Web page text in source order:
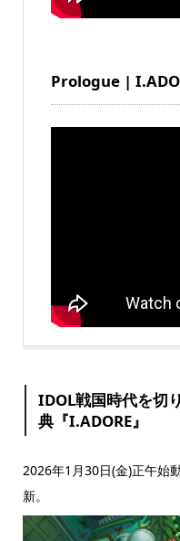
Prologue |
IDOL戦国時代を切
典『I.ADORE』
2026年1月30日(金)正午始
新。